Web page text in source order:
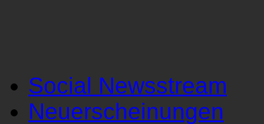
Social Newsstream
Neuerscheinungen